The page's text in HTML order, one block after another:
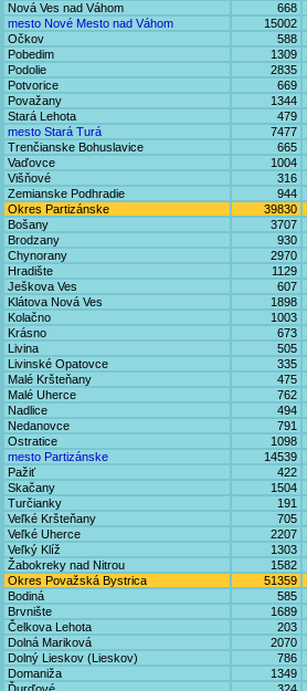
Nová Ves nad Váhom
668
mesto Nové Mesto nad Váhom
15002
Očkov
588
Pobedim
1309
Podolie
2835
Potvorice
669
Považany
1344
Stará Lehota
479
mesto Stará Turá
7477
Trenčianske Bohuslavice
665
Vaďovce
1004
Višňové
316
Zemianske Podhradie
944
Okres Partizánske
39830
Bošany
3707
Brodzany
930
Chynorany
2970
Hradište
1129
Ješkova Ves
607
Klátova Nová Ves
1898
Kolačno
1003
Krásno
673
Livina
505
Livinské Opatovce
335
Malé Kršteňany
475
Malé Uherce
762
Nadlice
494
Nedanovce
791
Ostratice
1098
mesto Partizánske
14539
Pažiť
422
Skačany
1504
Turčianky
191
Veľké Kršteňany
705
Veľké Uherce
2207
Veľký Klíž
1303
Žabokreky nad Nitrou
1582
Okres Považská Bystrica
51359
Bodiná
585
Brvnište
1689
Čelkova Lehota
203
Dolná Mariková
2070
Dolný Lieskov (Lieskov)
786
Domaniža
1349